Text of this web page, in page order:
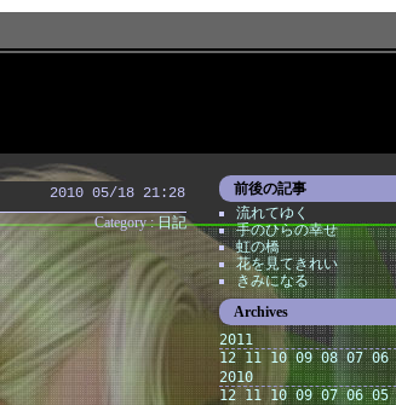
前後の記事
流れてゆく
手のひらの幸せ
虹の橋
花を見てきれい
きみになる
Archives
2011
12 11 10 09 08 07 06
2010
12 11 10 09 07 06 05
2010 05/18 21:28
Category :日記